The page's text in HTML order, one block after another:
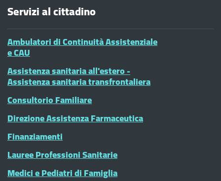
Servizi al cittadino
Ambulatori di Continuità Assistenziale
e CAU
Assistenza sanitaria all'estero -
Assistenza sanitaria transfrontaliera
Consultorio Familiare
Direzione Assistenza Farmaceutica
Finanziamenti
Lauree Professioni Sanitarie
Medici e Pediatri di Famiglia